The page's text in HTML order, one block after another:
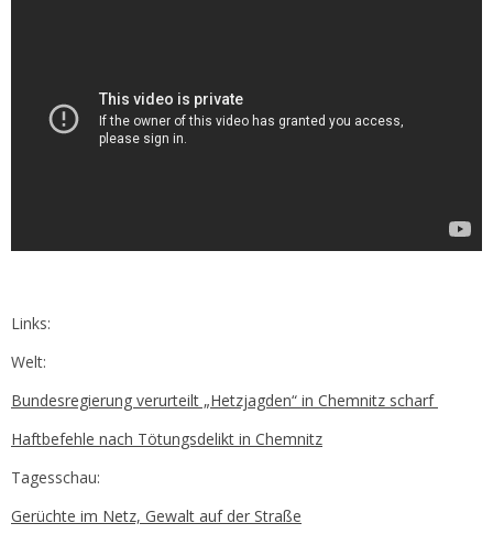
Links:
Welt:
Bundesregierung verurteilt „Hetzjagden“ in Chemnitz scharf
Haftbefehle nach Tötungsdelikt in Chemnitz
Tagesschau:
Gerüchte im Netz, Gewalt auf der Straße